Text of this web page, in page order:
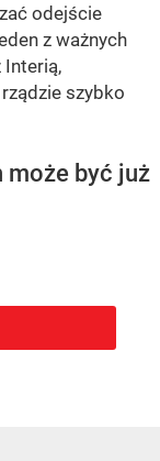
odejście
z ważnych
szybko
może być już